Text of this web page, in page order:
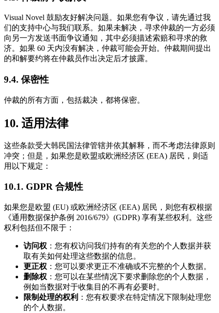
Visual Novel 鼓励友好解决问题。如果您有争议，请先通过我
们的支持中心与我们联系。如果未解决，寻求仲裁的一方必须
向另一方发送书面争议通知，其中必须描述索赔和寻求的救
济。如果 60 天内没有解决，仲裁可能会开始。仲裁期间提出
的和解要约将在仲裁员作出决定后才披露。
9.4. 保密性
仲裁的所有方面，包括裁决，都将保密。
10. 适用法律
这些条款受大韩民国法律管辖并依其解释，而不考虑法律原则
冲突；但是，如果您是欧盟或欧洲经济区 (EEA) 居民，则适
用以下规定：
10.1. GDPR 合规性
如果您是欧盟 (EU) 或欧洲经济区 (EEA) 居民，则您有权根据
《通用数据保护条例 2016/679》(GDPR) 享有某些权利。这些
权利包括但不限于：
访问权 ：您有权访问我们持有的有关您的个人数据并获
取有关如何处理这些数据的信息。
更正权 ：您可以要求更正不准确或不完整的个人数据。
删除权 ：您可以在某些情况下要求删除您的个人数据，
例如当数据对于收集目的不再有必要时。
限制处理的权利 ：您有权要求在特定情况下限制处理您
的个人数据。